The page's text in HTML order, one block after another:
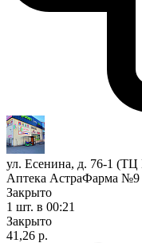
ул. Есенина, д. 76-1 (ТЦ
Аптека АстраФарма №9
Закрыто
1 шт. в 00:21
Закрыто
41,26 р.